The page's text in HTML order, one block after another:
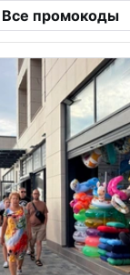
Все промокоды